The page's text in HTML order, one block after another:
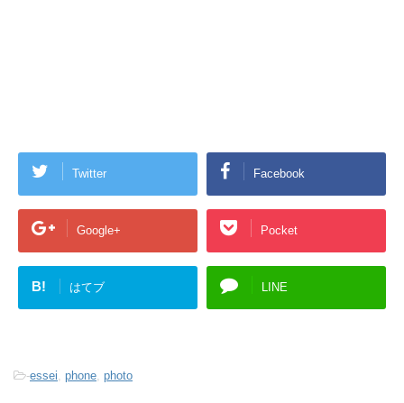
Twitter Facebook
Google+ Pocket
B! はてブ LINE
-essei phone photo